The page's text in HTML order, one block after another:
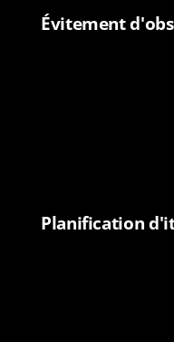
Évitement
Planification